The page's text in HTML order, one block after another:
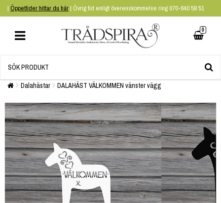
| Öppettider hittar du här| Övrig tid enligt överenskommelse ring 070-640 58 51
0
Dalahästar DALAHÄST VÄLKOMMEN vänster vägg